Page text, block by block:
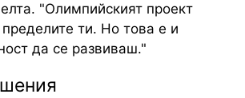
"Олимпийският проект
ти. Но това е и
да се развиваш."